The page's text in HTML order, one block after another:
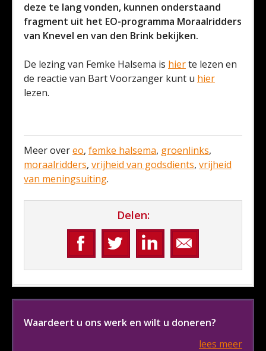
deze te lang vonden, kunnen onderstaand
fragment uit het EO-programma Moraalridders
van Knevel en van den Brink bekijken.
De lezing van Femke Halsema is hierte lezen en
de reactie van Bart Voorzanger kunt u hier
lezen.
Meer overeo, femke halsema, groenlinks,
moraalridders, vrijheid van godsdients, vrijheid
van meningsuiting.
Delen:
Waardeert u ons werk en wilt u doneren?
lees meer